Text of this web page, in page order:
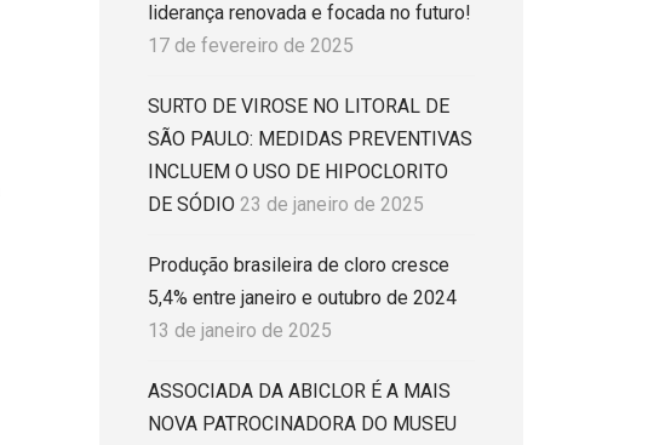
liderança renovada e focada no futuro!
17 de fevereiro de 2025
SURTO DE VIROSE NO LITORAL DE
SÃO PAULO: MEDIDAS PREVENTIVAS
INCLUEM O USO DE HIPOCLORITO
DE SÓDIO 23 de janeiro de 2025
Produção brasileira de cloro cresce
5,4% entre janeiro e outubro de 2024
13 de janeiro de 2025
ASSOCIADA DA ABICLOR É A MAIS
NOVA PATROCINADORA DO MUSEU